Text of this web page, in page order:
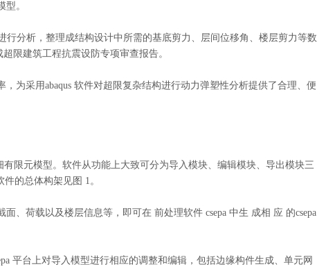
型。
行分析，整理成结构设计中所需的基底剪力、层间位移角、楼层剪力等数
限建筑工程抗震设防专项审查报告。
为采用abaqus 软件对超限复杂结构进行动力弹塑性分析提供了合理、便
有限元模型。软件从功能上大致可分为导入模块、编辑模块、导出模块三
的总体构架见图 1。
、荷载以及楼层信息等，即可在 前处理软件 csepa 中生 成相 应 的csepa
平台上对导入模型进行相应的调整和编辑，包括边缘构件生成、单元网